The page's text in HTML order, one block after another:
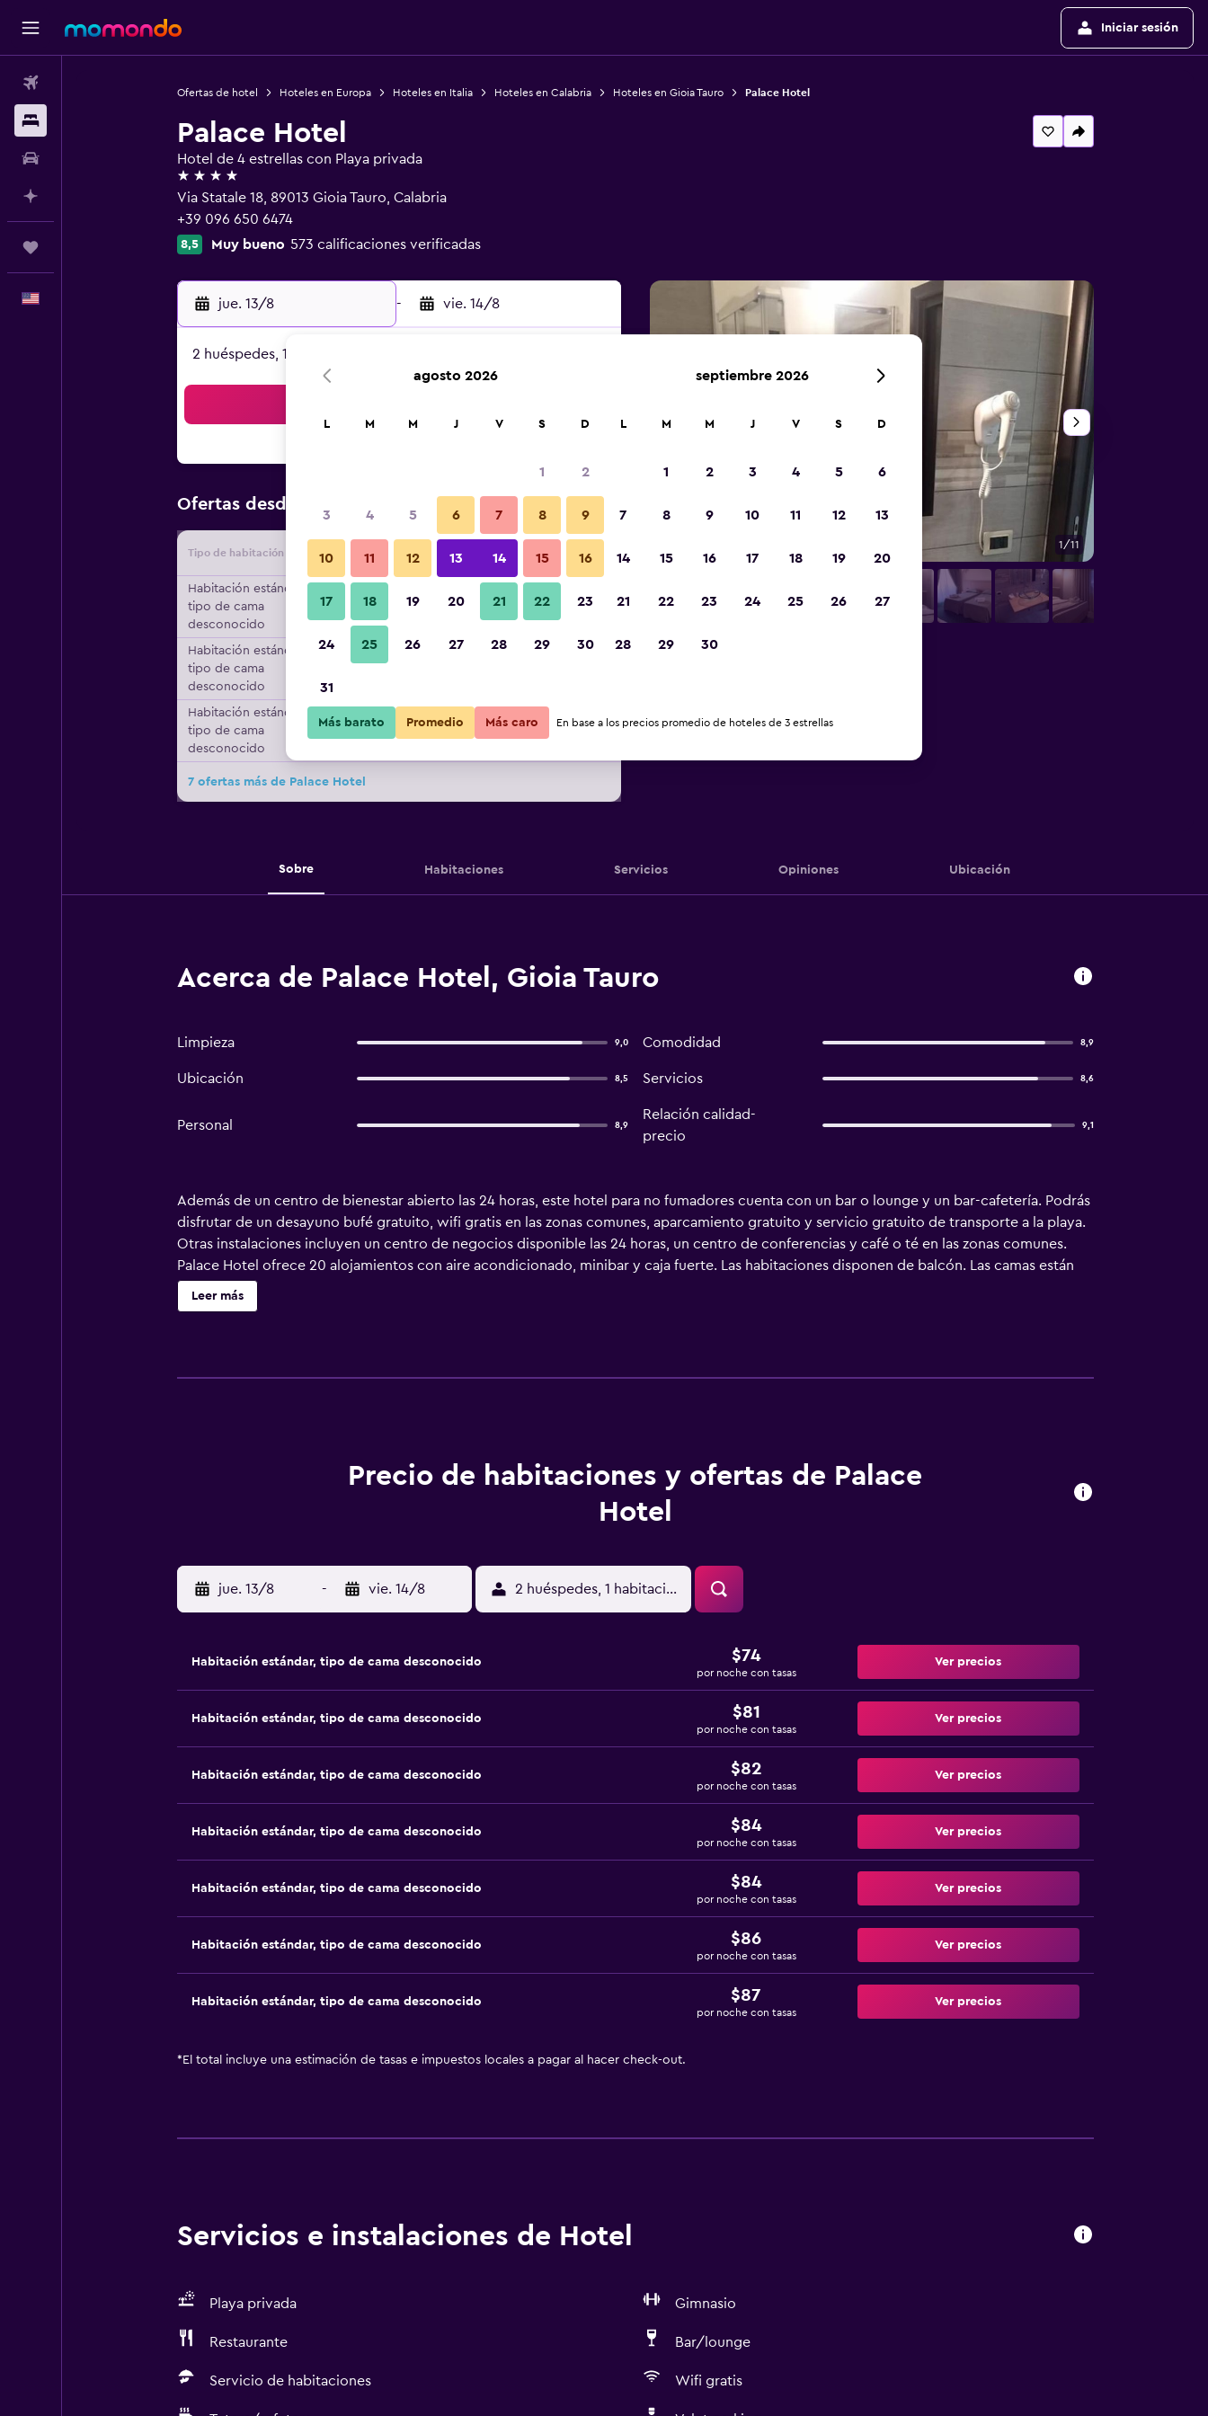
Iniciar sesión
Ofertas de hotel Hoteles en Europa Hoteles en Italia Hoteles en Calabria Hoteles en Gioia Tauro Palace Hotel
Palace Hotel
Hotel de 4 estrellas con Playa privada
4 estrellas
Via Statale 18, 89013 Gioia Tauro, Calabria
+39 096 650 6474
8,5 Muy bueno 573 calificaciones verificadas
jue. 13/8 - vie. 14/8
2 huéspedes, 1 habitación
Ofertas desde Oferta más barata de precio por noche
Tipo de habitación Proveedor Total noche
Habitación estándar,
tipo de cama
desconocido
$74 Ver oferta
Habitación estándar,
tipo de cama
desconocido
Habitación estándar,
tipo de cama
desconocido
$82
7 ofertas más de Palace Hotel
1/11
Fotos
Sobre Habitaciones Servicios Opiniones Ubicación
Acerca de Palace Hotel, Gioia Tauro
Limpieza 9,0 Comodidad 8,9
Ubicación 8,5 Servicios 8,6
Personal 8,9
Relación calidad-
precio
9,1
Además de un centro de bienestar abierto las 24 horas, este hotel para no fumadores cuenta con un bar o lounge y un bar-cafetería. Podrás
disfrutar de un desayuno bufé gratuito, wifi gratis en las zonas comunes, aparcamiento gratuito y servicio gratuito de transporte a la playa.
Otras instalaciones incluyen un centro de negocios disponible las 24 horas, un centro de conferencias y café o té en las zonas comunes.
Palace Hotel ofrece 20 alojamientos con aire acondicionado, minibar y caja fuerte. Las habitaciones disponen de balcón. Las camas están
vestidas con sábanas de algodón egipcio y ropa de cama de alta calidad. Se ofrece televisión digital con canales de suscripción. En este
hotel de 4 estrellas, los alojamientos incluyen cocina con frigorífico. Los baños están equipados con ducha, albornoces, zapatillas y bidé.
Leer más
Precio de habitaciones y ofertas de Palace
Hotel
jue. 13/8 - vie. 14/8 2 huéspedes, 1 habitación
Habitación estándar, tipo de cama desconocido $74
por noche con tasas
Ver precios
Habitación estándar, tipo de cama desconocido $81
por noche con tasas
Ver precios
Habitación estándar, tipo de cama desconocido $82
por noche con tasas
Ver precios
Habitación estándar, tipo de cama desconocido $84
por noche con tasas
Ver precios
Habitación estándar, tipo de cama desconocido $84
por noche con tasas
Ver precios
Habitación estándar, tipo de cama desconocido $86
por noche con tasas
Ver precios
Habitación estándar, tipo de cama desconocido $87
por noche con tasas
Ver precios
* El total incluye una estimación de tasas e impuestos locales a pagar al hacer check-out.
Servicios e instalaciones de Hotel
Playa privada Gimnasio
Restaurante Bar/lounge
Servicio de habitaciones Wifi gratis
agosto 2026
L M M J V S D
1 2
3 4 5 6 7 8 9
10 11 12 13 14 15 16
17 18 19 20 21 22 23
24 25 26 27 28 29 30
31
septiembre 2026
L M M J V S D
1 2 3 4 5 6
7 8 9 10 11 12 13
14 15 16 17 18 19 20
21 22 23 24 25 26 27
28 29 30
Más barato Promedio Más caro En base a los precios promedio de hoteles de 3 estrellas